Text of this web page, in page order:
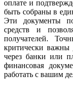
оплате и
быть собраны в
Эти документы
средств и
получателей.
критически важны
через банки или
финансовая
работать с вашим